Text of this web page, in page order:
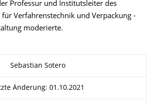
Professur und Institutsleiter des
Verfahrenstechnik und Verpackung -
moderierte.
Sebastian Sotero
Änderung: 01.10.2021